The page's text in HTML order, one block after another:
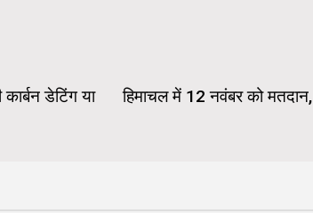
डेटिंग या
हिमाचल में 12 नवंबर को